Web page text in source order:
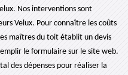
Nos interventions sont
Velux. Pour connaître les coûts
maîtres du toit établit un devis
le formulaire sur le site web.
des dépenses pour réaliser la